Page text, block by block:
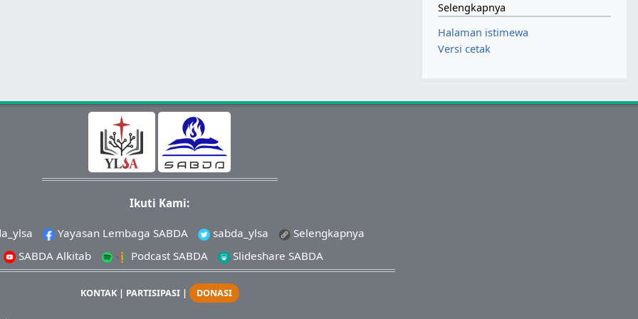
Selengkapnya
Halaman istimewa
Versi cetak
Ikuti Kami:
Yayasan Lembaga SABDA sabda_ylsa
Selengkapnya
SABDA Alkitab
Podcast SABDA Slideshare SABDA
KONTAK| PARTISIPASI| DONASI